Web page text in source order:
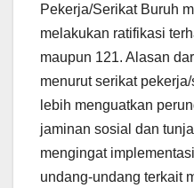
Pekerja/Serikat Buruh
melakukan ratifikasi
maupun 121. Alasan
menurut serikat
lebih menguatkan
jaminan sosial dan
mengingat
undang-undang terkait